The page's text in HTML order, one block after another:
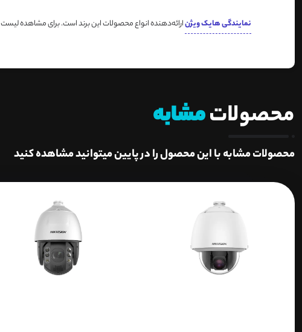
نمایندگی هایک ویژنارائه‌دهنده انواع محصولات این برند است. برای مشاهده لیست
محصولاتمشابه
محصولات مشابه با این محصول را در پایین میتوانید مشاهده کنید